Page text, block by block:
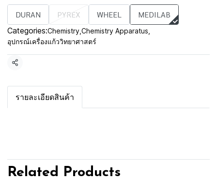
DURAN PYREX WHEEL MEDILAB
Categories:Chemistry Chemistry Apparatus
อุปกรณ์เครื่องแก้ววิทยาศาสตร์
Share
รายละเอียดสินค้า
Related Products